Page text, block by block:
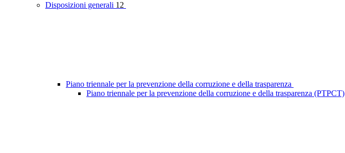
Disposizioni generali 12
Piano triennale per la prevenzione della corruzione e della trasparenza
Piano triennale per la prevenzione della corruzione e della trasparenza (PTPCT)